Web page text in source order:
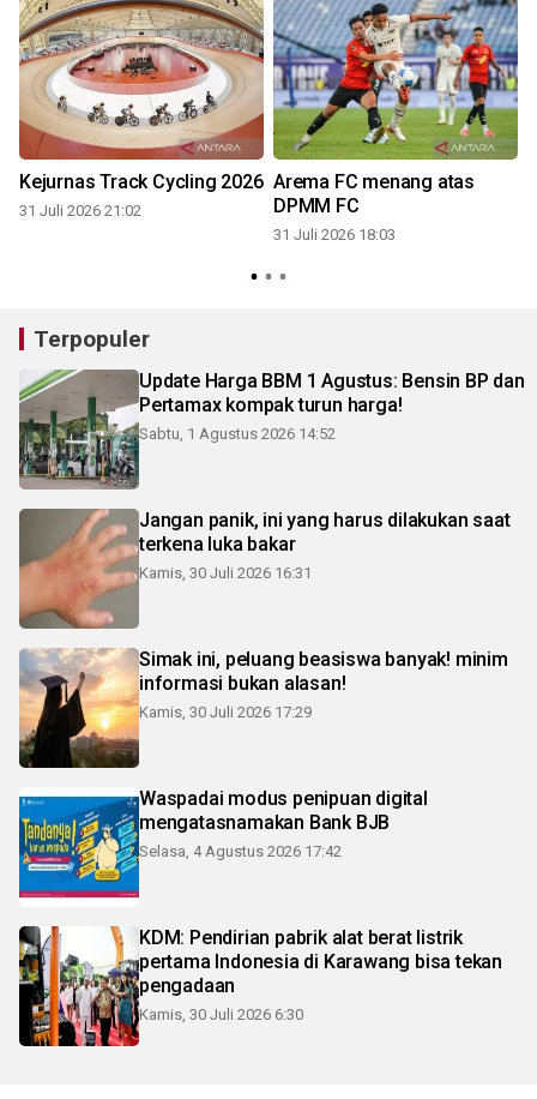
Kejurnas Track Cycling 2026
31 Juli 2026 21:02
Arema FC menang atas
DPMM FC
31 Juli 2026 18:03
Terpopuler
Update Harga BBM 1 Agustus: Bensin BP dan
Pertamax kompak turun harga!
Sabtu, 1 Agustus 2026 14:52
Jangan panik, ini yang harus dilakukan saat
terkena luka bakar
Kamis, 30 Juli 2026 16:31
Simak ini, peluang beasiswa banyak! minim
informasi bukan alasan!
Kamis, 30 Juli 2026 17:29
Waspadai modus penipuan digital
mengatasnamakan Bank BJB
Selasa, 4 Agustus 2026 17:42
KDM: Pendirian pabrik alat berat listrik
pertama Indonesia di Karawang bisa tekan
pengadaan
Kamis, 30 Juli 2026 6:30